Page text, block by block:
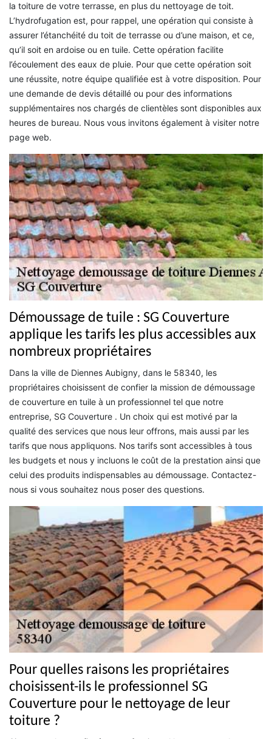
la toiture de votre terrasse, en plus du nettoyage de toit.
L’hydrofugation est, pour rappel, une opération qui consiste à
assurer l’étanchéité du toit de terrasse ou d’une maison, et ce,
qu’il soit en ardoise ou en tuile. Cette opération facilite
l’écoulement des eaux de pluie. Pour que cette opération soit
une réussite, notre équipe qualifiée est à votre disposition. Pour
une demande de devis détaillé ou pour des informations
supplémentaires nos chargés de clientèles sont disponibles aux
heures de bureau. Nous vous invitons également à visiter notre
page web.
Démoussage de tuile : SG Couverture
applique les tarifs les plus accessibles aux
nombreux propriétaires
Dans la ville de Diennes Aubigny, dans le 58340, les
propriétaires choisissent de confier la mission de démoussage
de couverture en tuile à un professionnel tel que notre
entreprise, SG Couverture . Un choix qui est motivé par la
qualité des services que nous leur offrons, mais aussi par les
tarifs que nous appliquons. Nos tarifs sont accessibles à tous
les budgets et nous y incluons le coût de la prestation ainsi que
celui des produits indispensables au démoussage. Contactez-
nous si vous souhaitez nous poser des questions.
Pour quelles raisons les propriétaires
choisissent-ils le professionnel SG
Couverture pour le nettoyage de leur
toiture ?